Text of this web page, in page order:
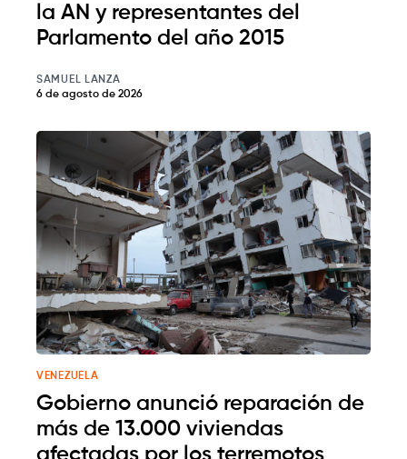
la AN y representantes del
Parlamento del año 2015
SAMUEL LANZA
6 de agosto de 2026
VENEZUELA
Gobierno anunció reparación de
más de 13.000 viviendas
afectadas por los terremotos